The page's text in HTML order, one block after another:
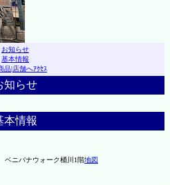
お知らせ
基本情報
品|店舗へｱｸｾｽ
知らせ
本情報
ベニバナウォーク桶川1階地図